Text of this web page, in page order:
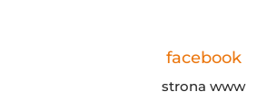
facebook
strona www